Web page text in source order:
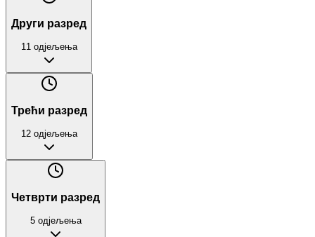
Други разред
11 одјељења
Трећи разред
12 одјељења
Четврти разред
5одјељења